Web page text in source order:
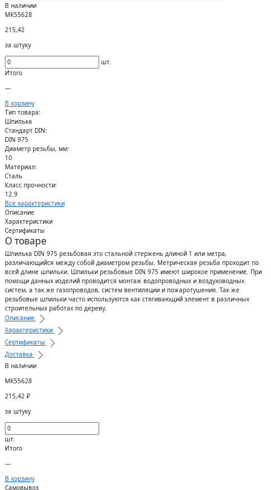
В наличии
МК55628
215,42
за штуку
шт.
Итого
—
В корзину
Тип товара:
Шпилька
Стандарт DIN:
DIN 975
Диаметр резьбы, мм:
10
Материал:
Сталь
Класс прочности:
12.9
Все характеристики
Описание
Характеристики
Сертификаты
О товаре
Шпилька DIN 975 резьбовая это стальной стержень длиной 1 или метра,
различающийся между собой диаметром резьбы. Метрическая резьба проходит по
всей длине шпильки. Шпильки резьбовые DIN 975 имеют широкое применение. При
помощи данных изделий проводится монтаж водопроводных и воздуховодных
систем, а так же газопроводов, систем вентиляции и пожаротушения. Так же
резьбовые шпильки часто используются как стягивающий элемент в различных
строительных работах по дереву.
Описание
Характеристики
Сертификаты
Доставка
В наличии
МК55628
215,42 ₽
за штуку
шт.
Итого
—
В корзину
Самовывоз